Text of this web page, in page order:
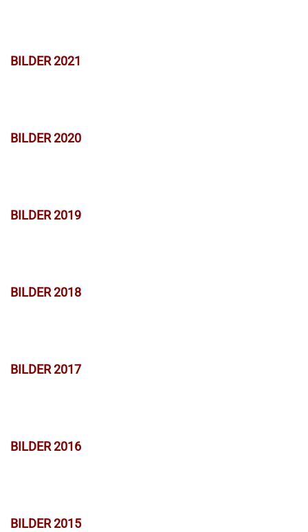
BILDER 2021
BILDER 2020
BILDER 2019
BILDER 2018
BILDER 2017
BILDER 2016
BILDER 2015